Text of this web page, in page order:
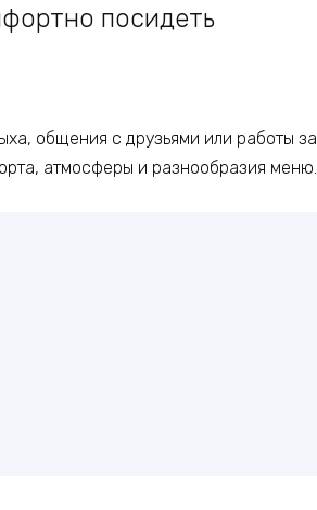
посидеть
общения с друзьями или работы за
атмосферы и разнообразия меню.